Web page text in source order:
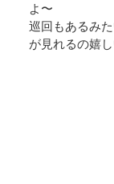
よ〜
巡回もあるみ
が見れるの嬉